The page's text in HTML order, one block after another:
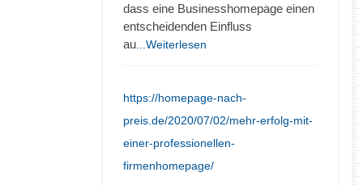
dass eine Businesshomepage einen
entscheidenden Einfluss
au ...Weiterlesen
https://homepage-nach-
preis.de/2020/07/02/mehr-erfolg-mit-
einer-professionellen-
firmenhomepage/